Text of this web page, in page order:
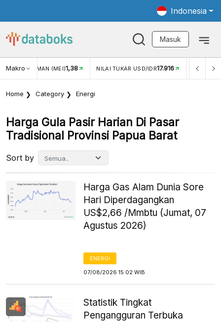
Indonesia
Masuk
Makro
TUKAR USD/IDR17.916 INFLASI YOY (JUL)2,88% INFLASI MOM
Home Category Energi
Harga Gula Pasir Harian Di Pasar
Tradisional Provinsi Papua Barat
Sort by
Harga Gas Alam Dunia Sore
Hari Diperdagangkan
US$2,66 /Mmbtu (Jumat, 07
Agustus 2026)
ENERGI
07/08/2026 15:02 WIB
Statistik Tingkat
Pengangguran Terbuka